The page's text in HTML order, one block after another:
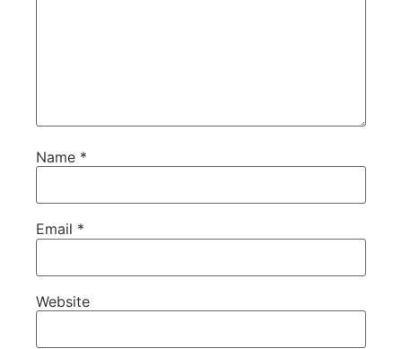
Name *
Email *
Website